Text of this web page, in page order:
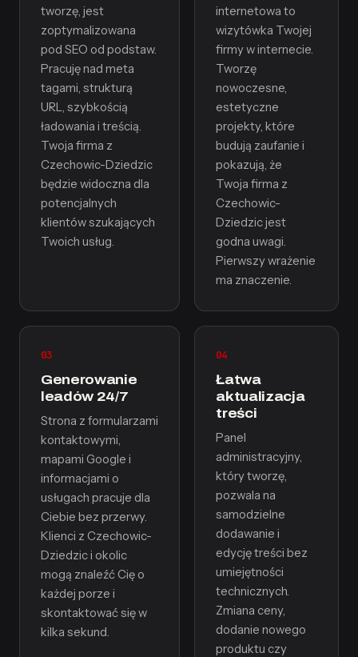
tworzę, jest
zoptymalizowana
pod SEO od podstaw.
Pracuję nad meta
tagami, strukturą
URL, szybkością
ładowania i treścią.
Twoja firma z
Czechowic-Dziedzic
będzie widoczna dla
potencjalnych
klientów szukających
Twoich usług.
internetowa to
wizytówka Twojej
firmy w internecie.
Tworzę
nowoczesne,
estetyczne
projekty, które
budują zaufanie i
pokazują, że
Twoja firma z
Czechowic-
Dziedzic jest
godna uwagi.
Pierwszy wrażenie
ma znaczenie.
03
Generowanie
leadów 24/7
Strona z formularzami
kontaktowymi,
mapami Google i
informacjami o
usługach pracuje dla
Ciebie bez przerwy.
Klienci z Czechowic-
Dziedzic i okolic
mogą znaleźć Cię o
każdej porze i
skontaktować się w
kilka sekund.
04
Łatwa
aktualizacja
treści
Panel
administracyjny,
który tworzę,
pozwala na
samodzielne
dodawanie i
edycję treści bez
umiejętności
technicznych.
Zmiana ceny,
dodanie nowego
produktu czy